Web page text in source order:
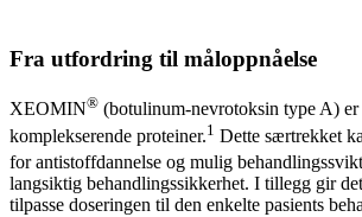
Fra utfordring til måloppnåelse
XEOMIN® (botulinum-nevrotoksin type A)
komplekserende proteiner.1 Dette særtrekket
for antistoffdannelse og mulig
langsiktig behandlingssikkerhet. I tillegg gir
tilpasse doseringen til den enkelte pasients